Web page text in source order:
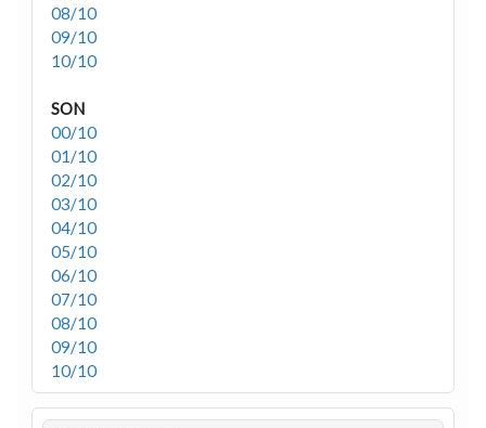
08/10
09/10
10/10
SON
00/10
01/10
02/10
03/10
04/10
05/10
06/10
07/10
08/10
09/10
10/10